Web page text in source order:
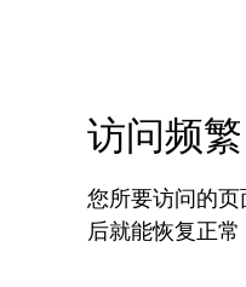
访问频
您所要访问的
后就能恢复正常